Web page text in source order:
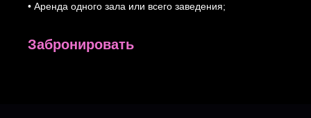
• Аренда одного зала или всего заведения;
Забронировать